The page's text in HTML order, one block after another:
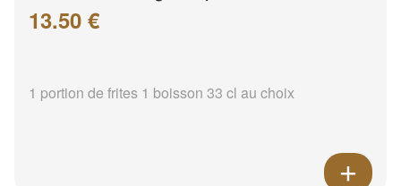
13.50 €
1 portion de frites 1 boisson 33 cl au choix